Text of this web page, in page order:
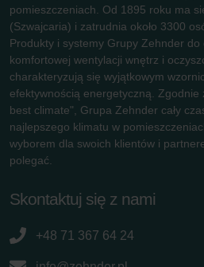
pomieszczeniach. Od 1895 roku ma
(Szwajcaria) i zatrudnia około 3300
Produkty i systemy Grupy Zehnder do
komfortowej wentylacji wnętrz i
charakteryzują się wyjątkowym
efektywnością energetyczną. Zgodnie
best climate", Grupa Zehnder cały
najlepszego klimatu w
wyborem dla swoich klientów i
polegać.
Skontaktuj się z nami
+48 71 367 64 24